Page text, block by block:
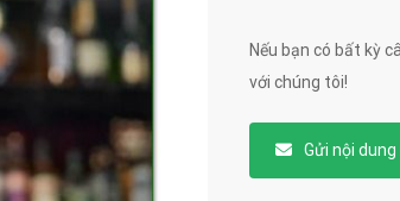
Nếu bạn có bất kỳ
với chúng tôi!
Gửi nội